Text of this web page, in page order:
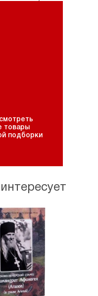
товары
подборки